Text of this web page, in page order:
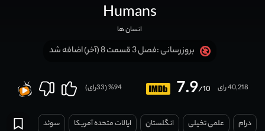
Humans
انسان ها
بروزرسانی :فصل 3 قسمت 8 (آخر) اضافه شد
7.9/10 40,218 رای 94
% (
33رای)
درام علمی تخیلی انگلستان ایالات متحده آمریکا سوئد